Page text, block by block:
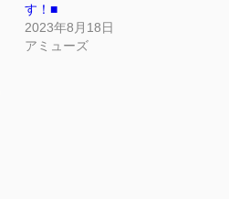
す！■
2023年8月18日
アミューズ